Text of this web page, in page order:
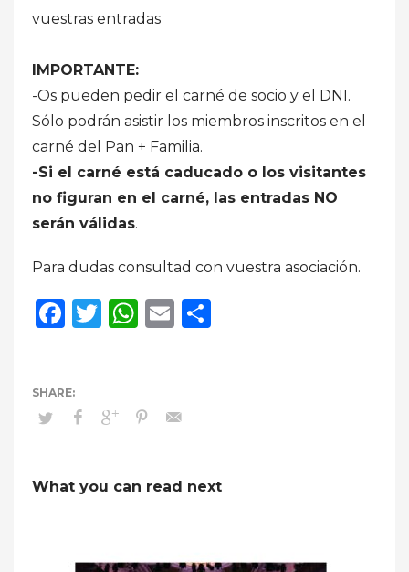
vuestras entradas
IMPORTANTE:
-Os pueden pedir el carné de socio y el DNI.
Sólo podrán asistir los miembros inscritos en el
carné del Pan + Familia.
-Si el carné está caducado o los visitantes
no figuran en el carné, las entradas NO
serán válidas.
Para dudas consultad con vuestra asociación.
Facebook
Twitter
WhatsApp
Email
What you can read next